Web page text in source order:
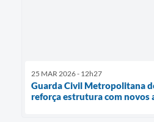
25 MAR 2026 - 12h27
Guarda Civil Metropolitana
reforça estrutura com novos